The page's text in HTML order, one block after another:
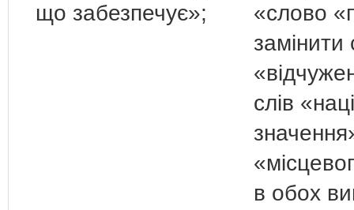
що забезпечує»;
«слово
слів
в обох